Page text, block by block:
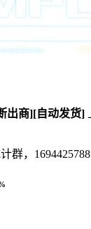
出商][自动发货]
群，1694425788